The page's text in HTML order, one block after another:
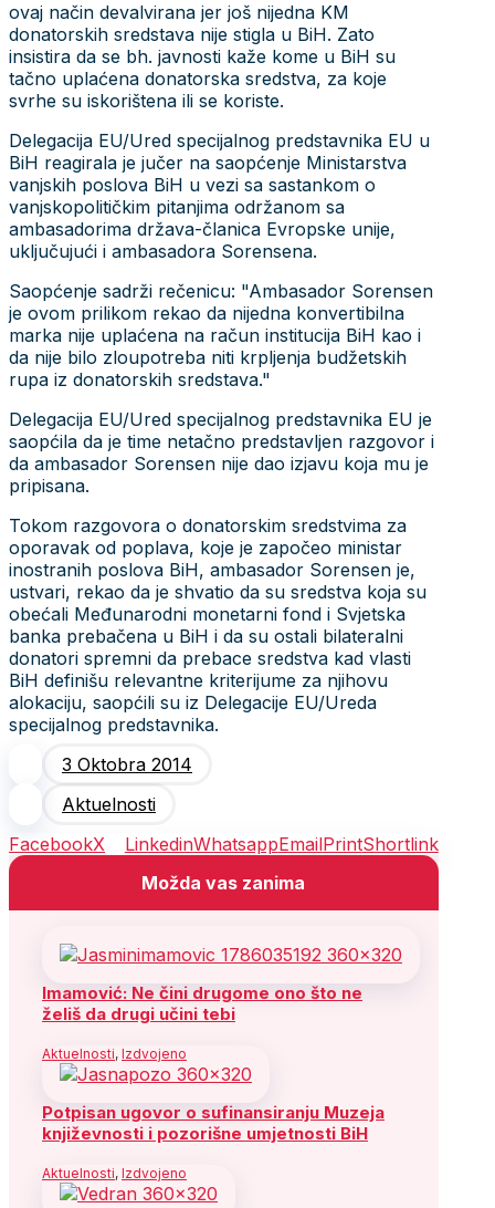
ovaj način devalvirana jer još nijedna KM
donatorskih sredstava nije stigla u BiH. Zato
insistira da se bh. javnosti kaže kome u BiH su
tačno uplaćena donatorska sredstva, za koje
svrhe su iskorištena ili se koriste.
Delegacija EU/Ured specijalnog predstavnika EU u
BiH reagirala je jučer na saopćenje Ministarstva
vanjskih poslova BiH u vezi sa sastankom o
vanjskopolitičkim pitanjima održanom sa
ambasadorima država-članica Evropske unije,
uključujući i ambasadora Sorensena.
Saopćenje sadrži rečenicu: "Ambasador Sorensen
je ovom prilikom rekao da nijedna konvertibilna
marka nije uplaćena na račun institucija BiH kao i
da nije bilo zloupotreba niti krpljenja budžetskih
rupa iz donatorskih sredstava."
Delegacija EU/Ured specijalnog predstavnika EU je
saopćila da je time netačno predstavljen razgovor i
da ambasador Sorensen nije dao izjavu koja mu je
pripisana.
Tokom razgovora o donatorskim sredstvima za
oporavak od poplava, koje je započeo ministar
inostranih poslova BiH, ambasador Sorensen je,
ustvari, rekao da je shvatio da su sredstva koja su
obećali Međunarodni monetarni fond i Svjetska
banka prebačena u BiH i da su ostali bilateralni
donatori spremni da prebace sredstva kad vlasti
BiH definišu relevantne kriterijume za njihovu
alokaciju, saopćili su iz Delegacije EU/Ureda
specijalnog predstavnika.
3 Oktobra 2014
Aktuelnosti
FacebookX LinkedinWhatsappEmailPrintShortlink
Možda vas zanima
Imamović: Ne čini drugome ono što ne
želiš da drugi učini tebi
Aktuelnosti, Izdvojeno
Potpisan ugovor o sufinansiranju Muzeja
književnosti i pozorišne umjetnosti BiH
Aktuelnosti, Izdvojeno